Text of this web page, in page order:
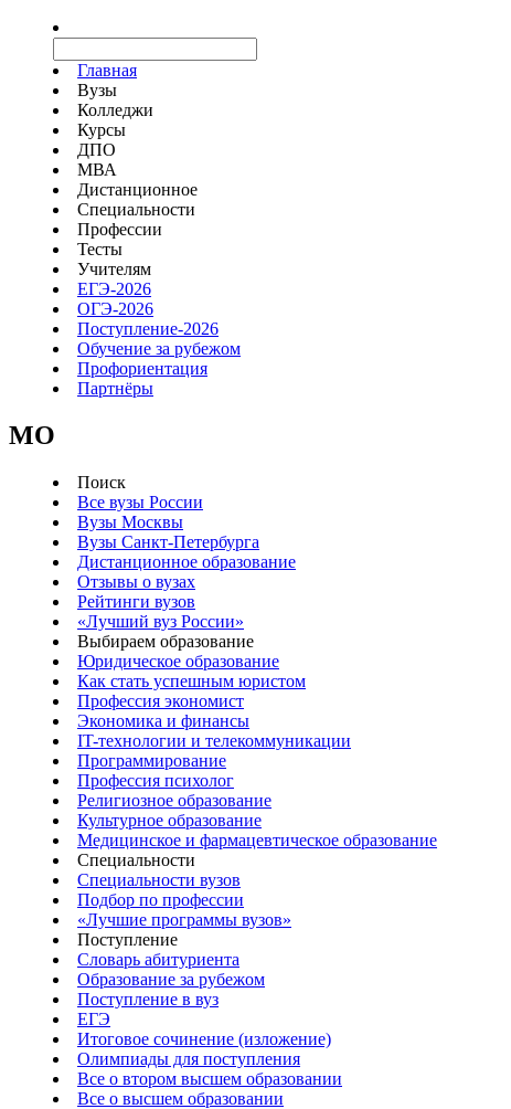
Главная
Вузы
Колледжи
Курсы
ДПО
МВА
Дистанционное
Специальности
Профессии
Тесты
Учителям
ЕГЭ-2026
ОГЭ-2026
Поступление-2026
Обучение за рубежом
Профориентация
Партнёры
MO
Поиск
Все вузы России
Вузы Москвы
Вузы Санкт-Петербурга
Дистанционное образование
Отзывы о вузах
Рейтинги вузов
«Лучший вуз России»
Выбираем образование
Юридическое образование
Как стать успешным юристом
Профессия экономист
Экономика и финансы
IT-технологии и телекоммуникации
Программирование
Профессия психолог
Религиозное образование
Культурное образование
Медицинское и фармацевтическое образование
Специальности
Специальности вузов
Подбор по профессии
«Лучшие программы вузов»
Поступление
Словарь абитуриента
Образование за рубежом
Поступление в вуз
ЕГЭ
Итоговое сочинение (изложение)
Олимпиады для поступления
Все о втором высшем образовании
Все о высшем образовании